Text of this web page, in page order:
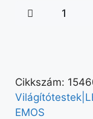
Cikkszám:
EMOS